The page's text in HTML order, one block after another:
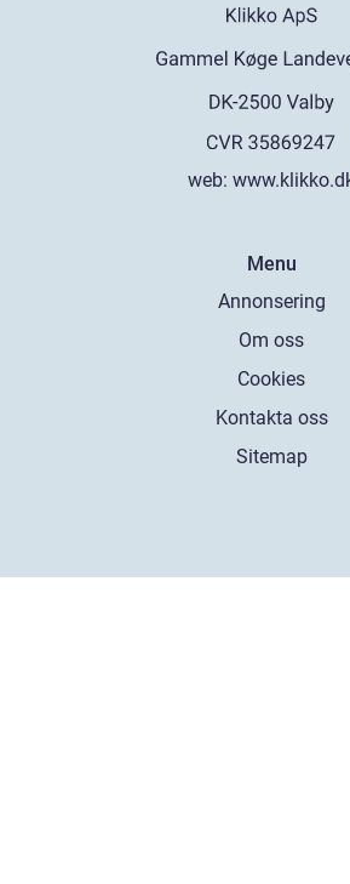
web:
Menu
Annonsering
Om oss
Cookies
Kontakta oss
Sitemap